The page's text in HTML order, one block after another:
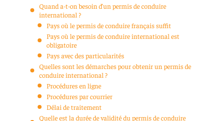
Quand a-t-on besoin d’un permis de conduire
international ?
Pays où le permis de conduire français suffit
Pays où le permis de conduire international est
obligatoire
Pays avec des particularités
Quelles sont les démarches pour obtenir un permis de
conduire international ?
Procédures en ligne
Procédures par courrier
Délai de traitement
Quelle est la durée de validité du permis de conduire